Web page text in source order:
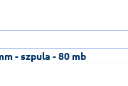
- szpula - 80 mb